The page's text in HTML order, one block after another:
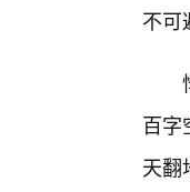
不可
百字
天翻